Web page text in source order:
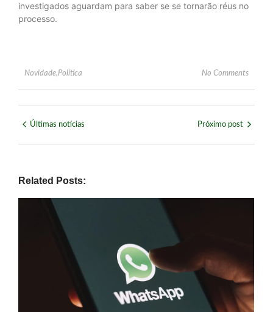
investigados aguardam para saber se se tornarão réus no
processo.
Novidade,Política No Comments
Últimas notícias Próximo post
Related Posts: